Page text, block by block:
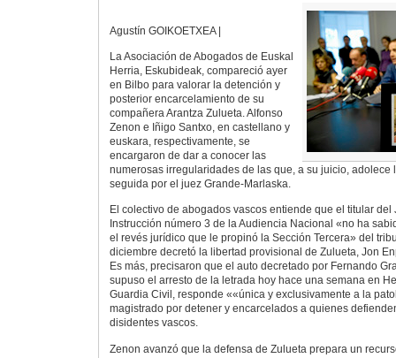
Agustín GOIKOETXEA |
La Asociación de Abogados de Euskal
Herria, Eskubideak, compareció ayer
en Bilbo para valorar la detención y
posterior encarcelamiento de su
compañera Arantza Zulueta. Alfonso
Zenon e Iñigo Santxo, en castellano y
euskara, respectivamente, se
encargaron de dar a conocer las
numerosas irregularidades de las que, a su juicio, adolece
seguida por el juez Grande-Marlaska.
El colectivo de abogados vascos entiende que el titular
Instrucción número 3 de la Audiencia Nacional «no ha
el revés jurídico que le propinó la Sección Tercera» del
diciembre decretó la libertad provisional de Zulueta, Jon
Es más, precisaron que el auto decretado por Fernando
supuso el arresto de la letrada hoy hace una semana en
Guardia Civil, responde ««única y exclusivamente a la
magistrado por detener y encarcelados a quienes
disidentes vascos.
Zenon avanzó que la defensa de Zulueta prepara un